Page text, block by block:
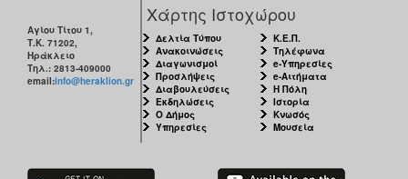
Αγίου Τίτου 1,
Τ.Κ. 71202,
Ηράκλειο
Τηλ.: 2813-409000
email:info@heraklion.gr
Χάρτης Ιστοχώρου
Δελτία Τύπου
Ανακοινώσεις
Διαγωνισμοί
Προσλήψεις
Διαβουλεύσεις
Εκδηλώσεις
Ο Δήμος
Υπηρεσίες
Κ.Ε.Π.
Τηλέφωνα
e-Υπηρεσίες
e-Αιτήματα
Η Πόλη
Ιστορία
Κνωσός
Μουσεία